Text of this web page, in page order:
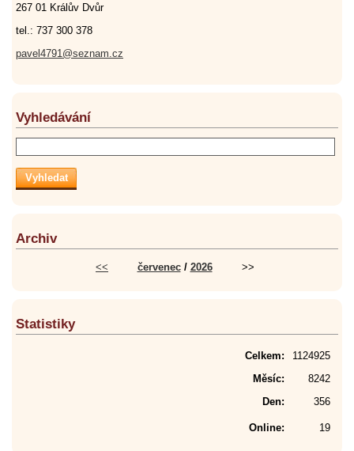
267 01 Králův Dvůr
tel.: 737 300 378
pavel4791@seznam.cz
Vyhledávání
Archiv
<< červenec/ 2026 >>
Statistiky
Online: 19
Celkem:
1124925
Měsíc:
8242
Den:
356